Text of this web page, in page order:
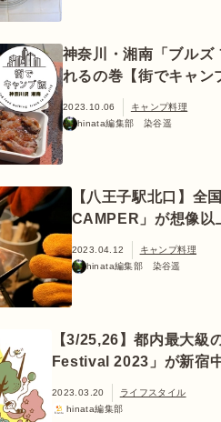
神奈川・湘南「ブルズ
れるの巻【街でキャン
2023.10.06
キャンプ料理
hinata編集部 染谷遥
【八王子駅北口】全
CAMPER」が想像
2023.04.12
キャンプ料理
hinata編集部 染谷遥
【3/25,26】都内最大
Festival 2023」が新宿
2023.03.20
ライフスタイル
hinata編集部